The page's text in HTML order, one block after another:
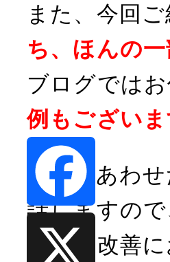
また、今回
ち、ほんの
ブログでは
例もございま
貴社にあわ
話しますので
サイト改善